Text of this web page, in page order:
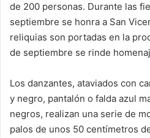
de 200 personas. Durante las
septiembre se honra a San
reliquias son portadas en la
de septiembre se rinde
Los danzantes, ataviados con
y negro, pantalón o falda azul
negros, realizan una serie de
palos de unos 50 centímetros